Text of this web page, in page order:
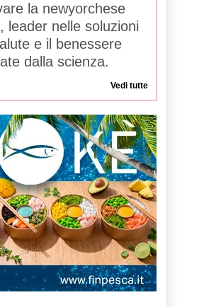
la newyorchese
, leader nelle soluzioni
e il benessere
dalla scienza.
Vedi tutte